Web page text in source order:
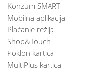
Konzum SMART
Mobilna aplikacija
Plaćanje režija
Shop&Touch
Poklon kartica
MultiPlus kartica